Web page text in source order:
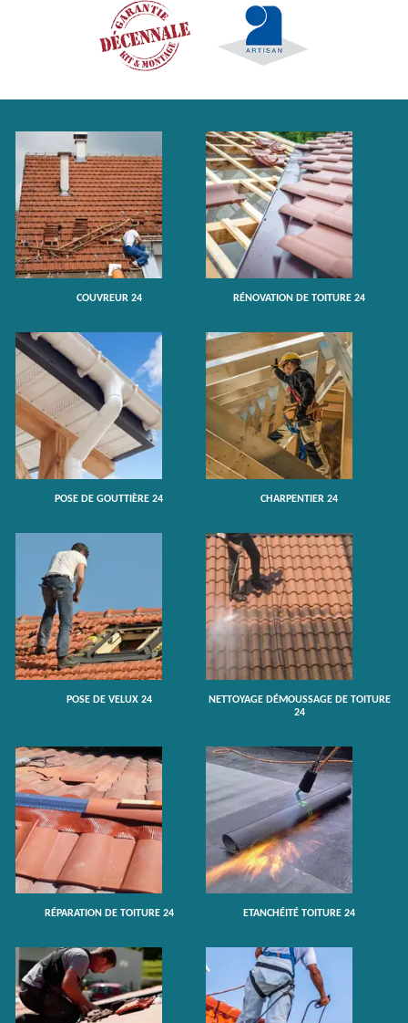
COUVREUR 24 RÉNOVATION DE TOITURE 24
POSE DE GOUTTIÈRE 24 CHARPENTIER 24
POSE DE VELUX 24
NETTOYAGE DÉMOUSSAGE DE TOITURE
24
RÉPARATION DE TOITURE 24 ETANCHÉITÉ TOITURE 24